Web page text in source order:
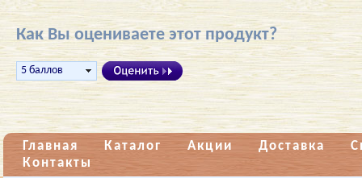
Как Вы оцениваете этот продукт?
Главная Каталог Акции Доставка
Контакты